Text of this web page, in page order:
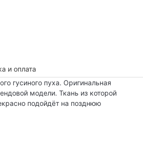
и оплата
гусиного пуха. Оригинальная
модели. Ткань из которой
подойдёт на позднюю